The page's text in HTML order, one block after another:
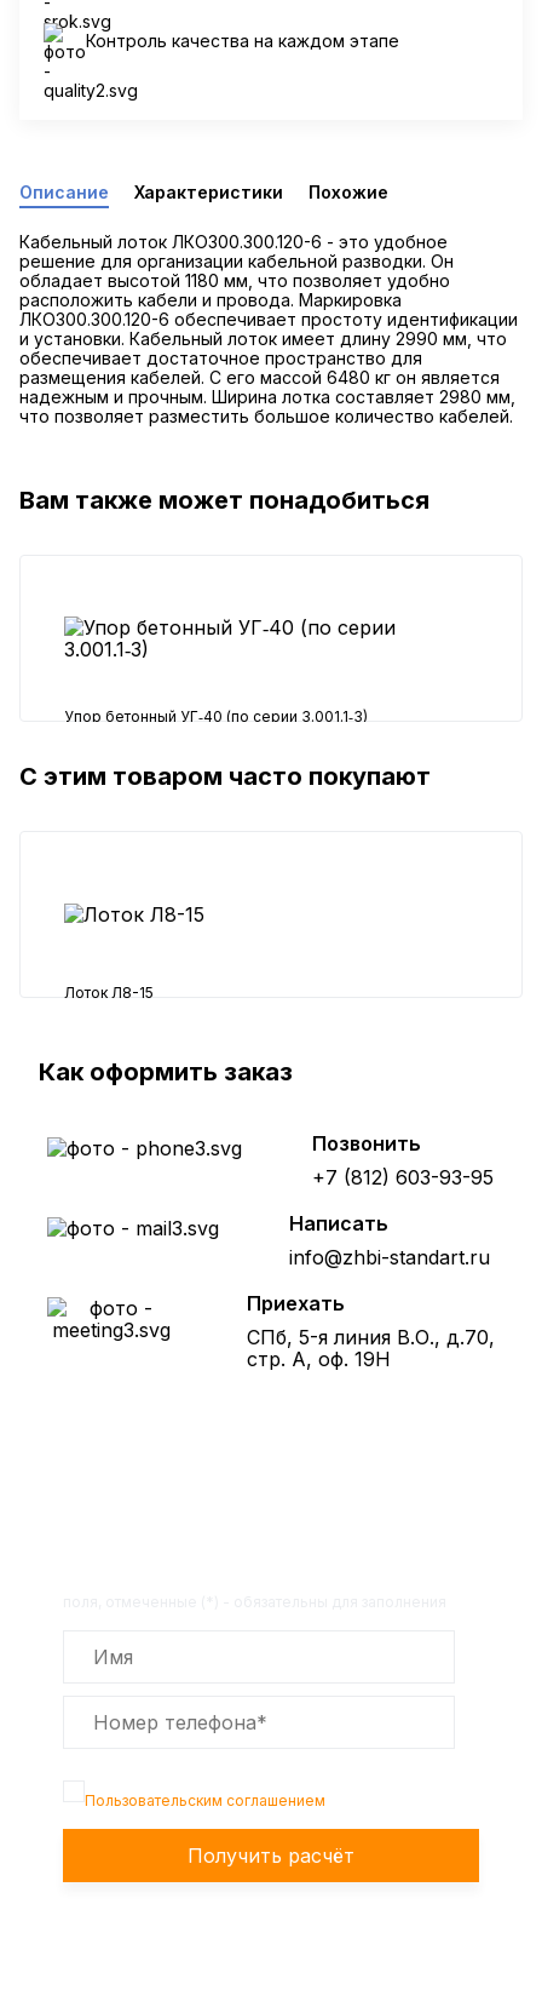
Контроль качества на каждом этапе
Описание Характеристики Похожие
Кабельный лоток ЛКО300.300.120-6 - это удобное
решение для организации кабельной разводки. Он
обладает высотой 1180 мм, что позволяет удобно
расположить кабели и провода. Маркировка
ЛКО300.300.120-6 обеспечивает простоту идентификации
и установки. Кабельный лоток имеет длину 2990 мм, что
обеспечивает достаточное пространство для
размещения кабелей. С его массой 6480 кг он является
надежным и прочным. Ширина лотка составляет 2980 мм,
что позволяет разместить большое количество кабелей.
Вам также может понадобиться
Упор бетонный УГ‑40 (по серии 3.001.1‑3)
86520 ₽
С этим товаром часто покупают
Лоток Л8-15
Как оформить заказ
Позвонить
+7 (812) 603-93-95
Написать
info@zhbi-standart.ru
Приехать
СПб, 5-я линия В.О., д.70,
стр. А, оф. 19Н
Пользовательским соглашением
Получить расчёт